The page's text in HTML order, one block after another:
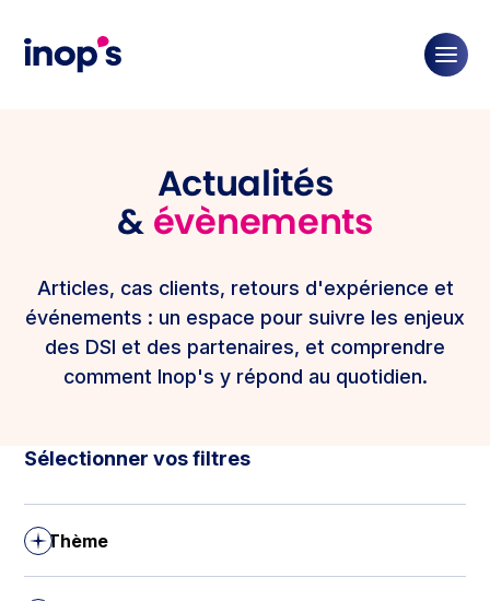
Actualités
& évènements
Articles, cas clients, retours d'expérience et
événements : un espace pour suivre les enjeux
des DSI et des partenaires, et comprendre
comment Inop's y répond au quotidien.
Sélectionner vos filtres
Thème